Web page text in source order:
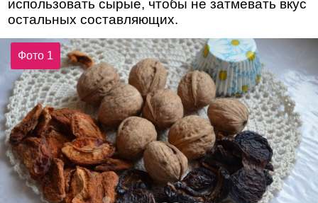
использовать сырые, чтобы не затмевать вкус
остальных составляющих.
Фото 1